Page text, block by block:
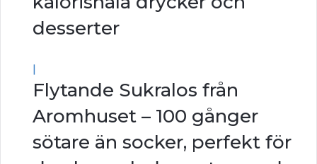
desserter
|
Flytande Sukralos från
Aromhuset – 100 gånger
sötare än socker, perfekt för